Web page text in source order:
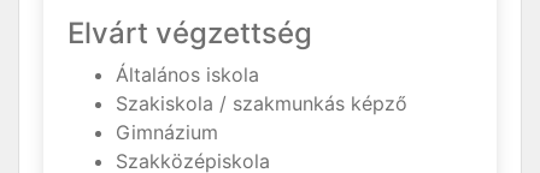
Elvárt végzettség
Általános iskola
Szakiskola / szakmunkás képző
Gimnázium
Szakközépiskola